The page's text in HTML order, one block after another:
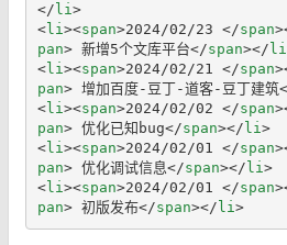
</ li>
<li><span>2024/02/23 </span>
pan> 新增5个文库平台</span></ li
<li><span>2024/02/21 </span>
pan> 增加百度-豆丁-道客-豆丁建筑
<li><span>2024/02/02 </span>
pan> 优化已知bug</span></ li>
<li><span>2024/02/01 </span>
pan> 优化调试信息</span></ li>
<li><span>2024/02/01 </span>
pan> 初版发布</span></ li>